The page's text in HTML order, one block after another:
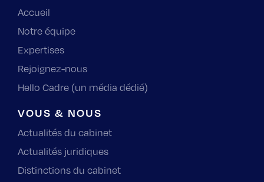
Accueil
Notre équipe
Expertises
Rejoignez-nous
Hello Cadre (un média dédié)
VOUS & NOUS
Actualités du cabinet
Actualités juridiques
Distinctions du cabinet